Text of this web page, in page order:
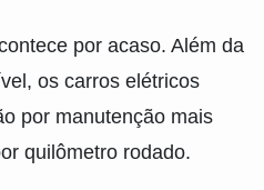
por acaso. Além da
os carros elétricos
por manutenção mais
quilômetro rodado.